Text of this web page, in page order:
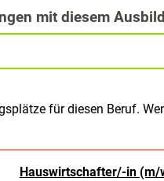
mit diesem
für diesen Beruf.
Hauswirtschafter/-in (m/